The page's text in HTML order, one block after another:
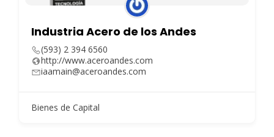
Industria Acero de los Andes
(593) 2 394 6560
http://www.aceroandes.com
iaamain@aceroandes.com
Bienes de Capital